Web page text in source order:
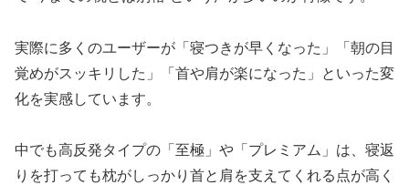
実際に多くのユーザーが「寝つきが早くなった」「朝の目
覚めがスッキリした」「首や肩が楽になった」といった変
化を実感しています。
中でも高反発タイプの「至極」や「プレミアム」は、寝返
りを打っても枕がしっかり首と肩を支えてくれる点が高く